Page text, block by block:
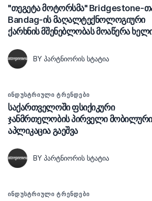
"თეგეტა მოტორსმა" Bridgestone-
Bandag-ის მაღალტექნოლოგიური
ქარხნის მშენებლობას მოაწერა
BY ᲞᲐᲠᲢᲜᲘᲝᲠᲘᲡ ᲡᲢᲐᲢᲘᲐ
ᲘᲜᲓᲣᲡᲢᲠᲘᲣᲚᲘ ᲢᲠᲔᲜᲓᲔᲑᲘ
საქართველოში ფსიქიკური
ჯანმრთელობის პირველი მობილური
აპლიკაცია გაეშვა
BY ᲞᲐᲠᲢᲜᲘᲝᲠᲘᲡ ᲡᲢᲐᲢᲘᲐ
ᲘᲜᲓᲣᲡᲢᲠᲘᲣᲚᲘ ᲢᲠᲔᲜᲓᲔᲑᲘ